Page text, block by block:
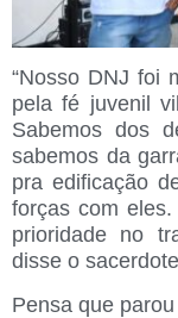
“Nosso DNJ foi
pela fé juvenil
Sabemos dos
sabemos da
pra edificação
forças com
prioridade no
disse o
Pensa que